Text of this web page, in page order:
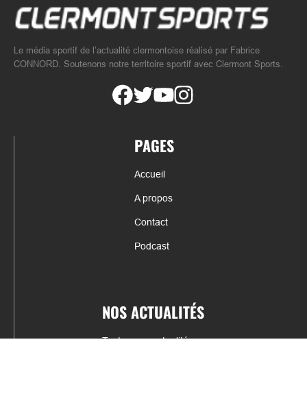
Le média sportif de l’actualité clermontoise réalisé par Fabrice
CONNORD. Soutenons notre territoire sportif avec Clermont Sports.
PAGES
Accueil
A propos
Contact
Podcast
NOS ACTUALITÉS
Toutes nos actualités